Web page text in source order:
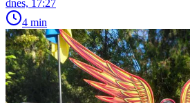
dnes, 17:27
4 min